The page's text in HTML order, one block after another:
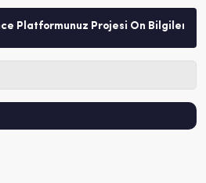
Projesi Ön Bilgilendirme